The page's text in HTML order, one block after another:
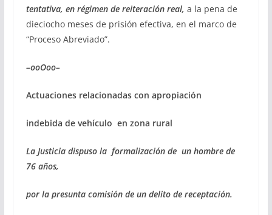
tentativa, en régimen de reiteración real, a la pena de
dieciocho meses de prisión efectiva, en el marco de
“Proceso Abreviado”.
–ooOoo–
Actuaciones relacionadas con apropiación
indebida de vehículo en zona rural
La Justicia dispuso la formalización de un hombre de
76 años,
por la presunta comisión de un delito de receptación.